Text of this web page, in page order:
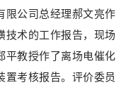
限公司总经理郝文亮作
技术的工作报告，现场
平教授作了离场电催化
置考核报告。评价委员